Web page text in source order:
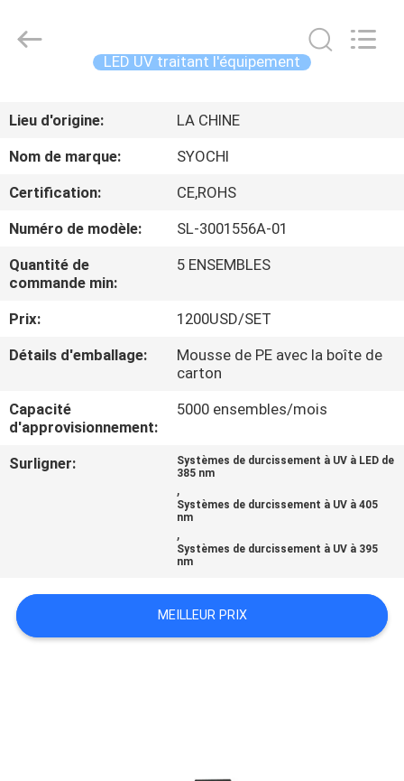
PRODUITS
SUJET
DE
VISITE
CONTRÔLE
NOUS
Syochi
Electronics
LED UV traitant l'équipement
Lieu d'origine:
LA CHINE
Nom de marque:
SYOCHI
Certification:
CE,ROHS
Numéro de modèle:
SL-3001556A-01
Quantité de
commande min:
5 ENSEMBLES
Prix:
1200USD/SET
Détails d'emballage:
Mousse de PE avec la boîte de
carton
Capacité
d'approvisionnement:
5000 ensembles/mois
Surligner:
Systèmes de durcissement à UV à LED de
385 nm
,
Systèmes de durcissement à UV à 405
nm
,
Systèmes de durcissement à UV à 395
nm
MEILLEUR PRIX